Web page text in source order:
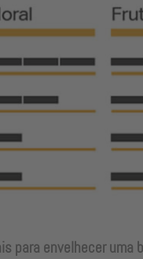
para envelhecer uma